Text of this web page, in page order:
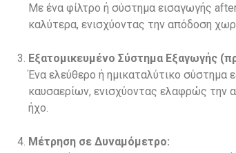
Με ένα φίλτρο ή σύστημα εισαγωγής
καλύτερα, ενισχύοντας την απόδοση
Εξατομικευμένο Σύστημα Εξαγωγής
Ένα ελεύθερο ή ημικαταλύτικο
καυσαερίων, ενισχύοντας ελαφρώς την
ήχο.
Μέτρηση σε Δυναμόμετρο: